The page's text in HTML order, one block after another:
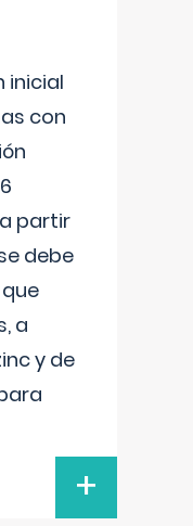
inicial
con
partir
debe
a
y de
+